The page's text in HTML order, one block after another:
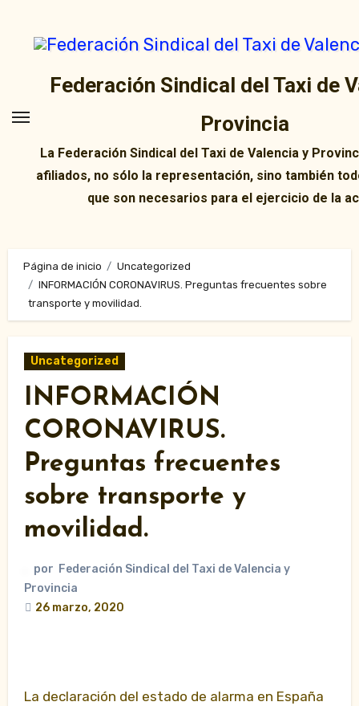
contenido
Federación Sindical del Taxi de
Provincia
La Federación Sindical del Taxi de Valencia y
afiliados, no sólo la representación, sino también
que son necesarios para el ejercicio de la
Página de inicio
Uncategorized
INFORMACIÓN CORONAVIRUS. Preguntas frecuentes sobre
transporte y movilidad.
Uncategorized
INFORMACIÓN
CORONAVIRUS.
Preguntas frecuentes
sobre transporte y
movilidad.
por Federación Sindical del Taxi de Valencia y
Provincia
26 marzo, 2020
La declaración del estado de alarma en España